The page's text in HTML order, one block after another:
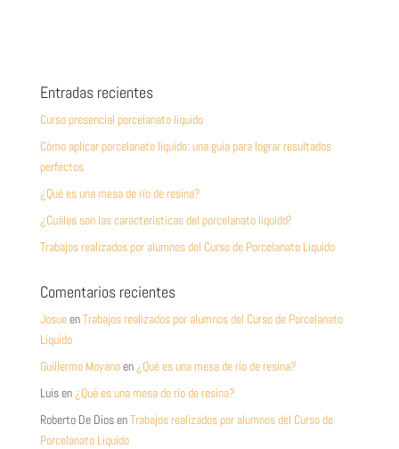
Entradas recientes
Curso presencial porcelanato liquido
Cómo aplicar porcelanato líquido: una guía para lograr resultados
perfectos
¿Qué es una mesa de río de resina?
¿Cuáles son las características del porcelanato líquido?
Trabajos realizados por alumnos del Curso de Porcelanato Liquido
Comentarios recientes
JosueenTrabajos realizados por alumnos del Curso de Porcelanato
Liquido
Guillermo Moyanoen ¿Qué es una mesa de río de resina?
Luisen ¿Qué es una mesa de río de resina?
Roberto De DiosenTrabajos realizados por alumnos del Curso de
Porcelanato Liquido